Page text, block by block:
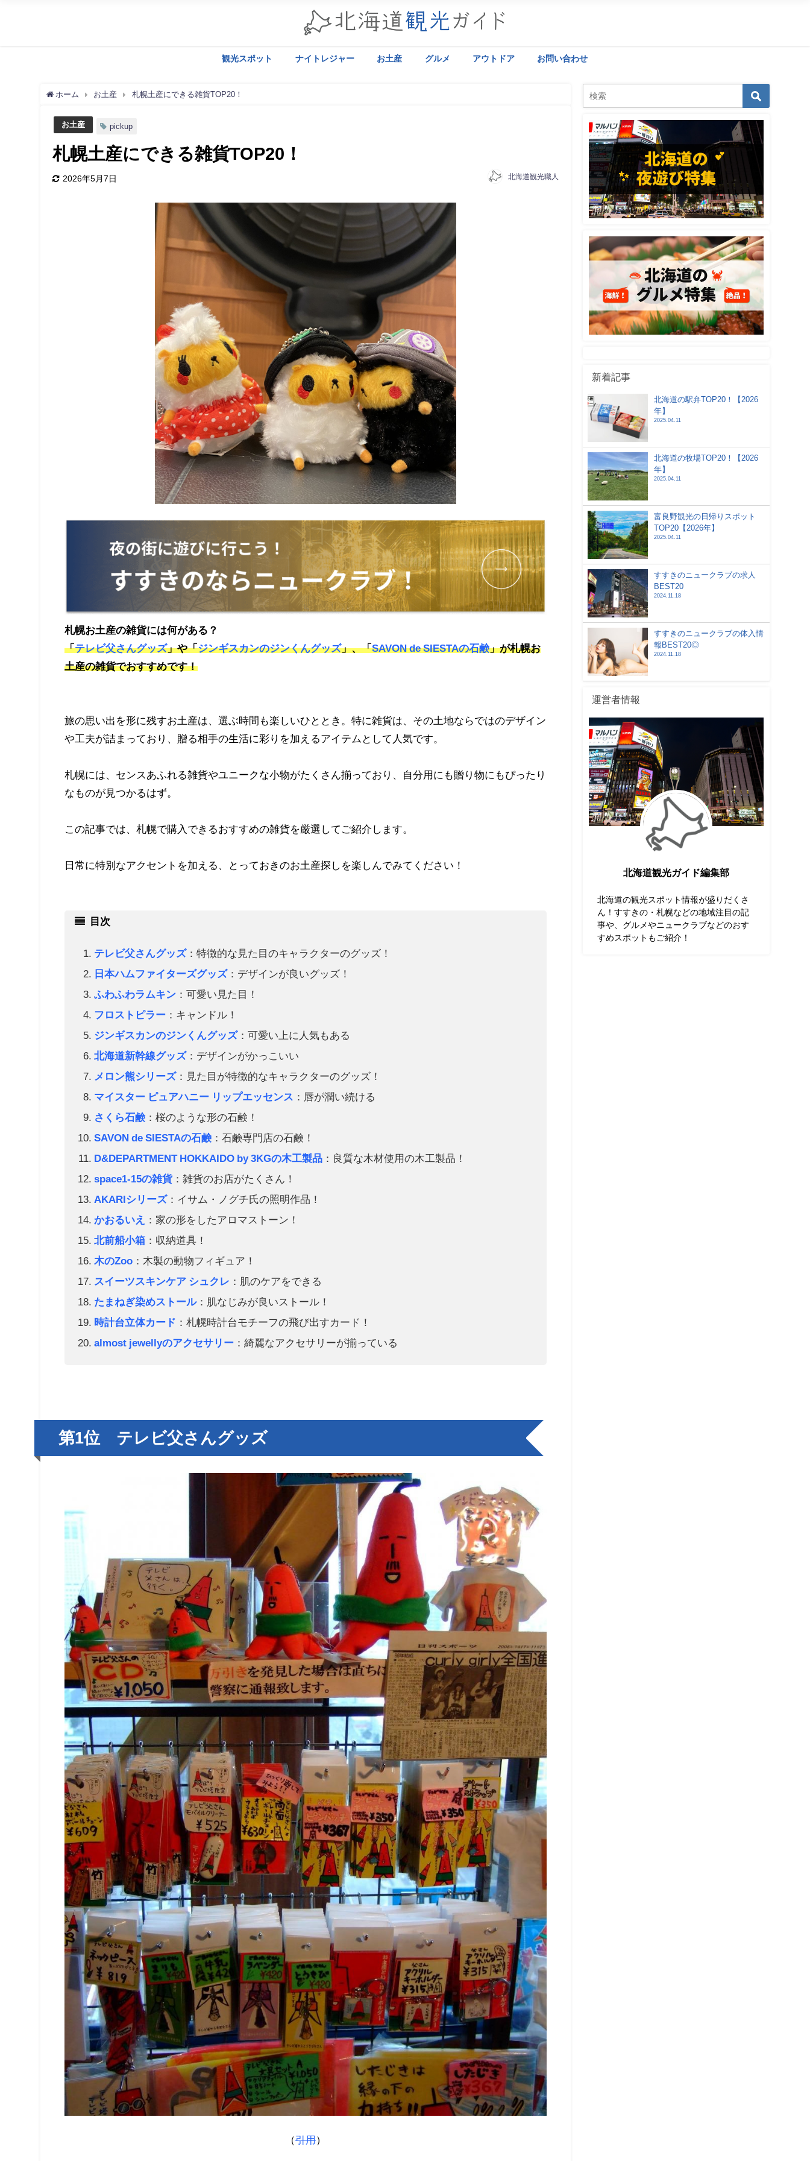
観光スポット ナイトレジャー お土産 グルメ アウトドア お問い合わせ
ホーム お土産 札幌土産にできる雑貨TOP20！
お土産 pickup
札幌土産にできる雑貨TOP20！
2026年5月7日 北海道観光職人
札幌お土産の雑貨には何がある？
「テレビ父さんグッズ」や「ジンギスカンのジンくんグッズ」、「SAVON de SIESTAの石鹸」が札幌お
土産の雑貨でおすすめです！
旅の思い出を形に残すお土産は、選ぶ時間も楽しいひととき。特に雑貨は、その土地ならではのデザイン
や工夫が詰まっており、贈る相手の生活に彩りを加えるアイテムとして人気です。
札幌には、センスあふれる雑貨やユニークな小物がたくさん揃っており、自分用にも贈り物にもぴったり
なものが見つかるはず。
この記事では、札幌で購入できるおすすめの雑貨を厳選してご紹介します。
日常に特別なアクセントを加える、とっておきのお土産探しを楽しんでみてください！
目次
テレビ父さんグッズ：特徴的な見た目のキャラクターのグッズ！
日本ハムファイターズグッズ：デザインが良いグッズ！
ふわふわラムキン ：可愛い見た目！
フロストピラー ：キャンドル！
ジンギスカンのジンくんグッズ：可愛い上に人気もある
北海道新幹線グッズ：デザインがかっこいい
メロン熊シリーズ：見た目が特徴的なキャラクターのグッズ！
マイスター ピュアハニー リップエッセンス ：唇が潤い続ける
さくら石鹸 ：桜のような形の石鹸！
SAVON de SIESTAの石鹸 ：石鹸専門店の石鹸！
D&DEPARTMENT HOKKAIDO by 3KGの木工製品 ：良質な木材使用の木工製品！
space1-15の雑貨：雑貨のお店がたくさん！
AKARIシリーズ：イサム・ノグチ氏の照明作品！
かおるいえ
：家の形をしたアロマストーン！
北前船小箱 ：収納道具！
木のZoo ：木製の動物フィギュア！
スイーツスキンケア シュクレ ：肌のケアをできる
たまねぎ染めストール：肌なじみが良いストール！
時計台立体カード ：札幌時計台モチーフの飛び出すカード！
almost jewellyのアクセサリー ：綺麗なアクセサリーが揃っている
第1位 テレビ父さんグッズ
（引用）
新着記事
北海道の駅弁TOP20！【2026
年】
2025.04.11
北海道の牧場TOP20！【2026
年】
2025.04.11
富良野観光の日帰りスポット
TOP20【2026年】
2025.04.11
すすきのニュークラブの求人
BEST20
2024.11.18
すすきのニュークラブの体入情
報BEST20◎
2024.11.18
運営者情報
北海道観光ガイド編集部
北海道の観光スポット情報が盛りだくさ
ん！すすきの・札幌などの地域注目の記
事や、グルメやニュークラブなどのおす
すめスポットもご紹介！